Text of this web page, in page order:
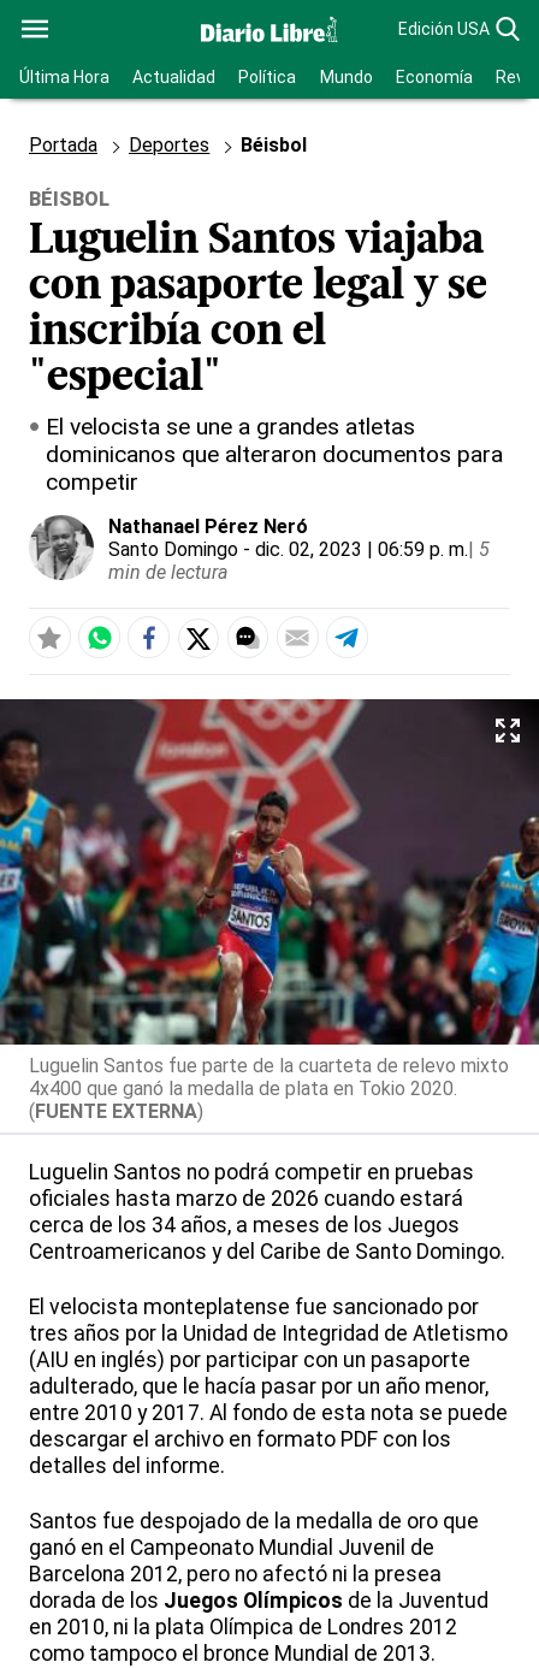
Edición USA
Última Hora Actualidad Política Mundo Economía
Portada Deportes Béisbol
BÉISBOL
Luguelin Santos viajaba
con pasaporte legal y se
inscribía con el
"especial"
El velocista se une a grandes atletas
dominicanos que alteraron documentos para
competir
Nathanael Pérez Neró
Santo Domingo - dic. 02, 2023 | 06:59 p. m.| 5
min de lectura
Luguelin Santos fue parte de la cuarteta de relevo mixto
4x400 que ganó la medalla de plata en Tokio 2020.
(FUENTE EXTERNA)
Luguelin Santos no podrá competir en pruebas
oficiales hasta marzo de 2026 cuando estará
cerca de los 34 años, a meses de los Juegos
Centroamericanos y del Caribe de Santo Domingo.
El velocista monteplatense fue sancionado por
tres años por la Unidad de Integridad de Atletismo
(AIU en inglés) por participar con un pasaporte
adulterado, que le hacía pasar por un año menor,
entre 2010 y 2017. Al fondo de esta nota se puede
descargar el archivo en formato PDF con los
detalles del informe.
Santos fue despojado de la medalla de oro que
ganó en el Campeonato Mundial Juvenil de
Barcelona 2012, pero no afectó ni la presea
dorada de los Juegos Olímpicos de la Juventud
en 2010, ni la plata Olímpica de Londres 2012
como tampoco el bronce Mundial de 2013.